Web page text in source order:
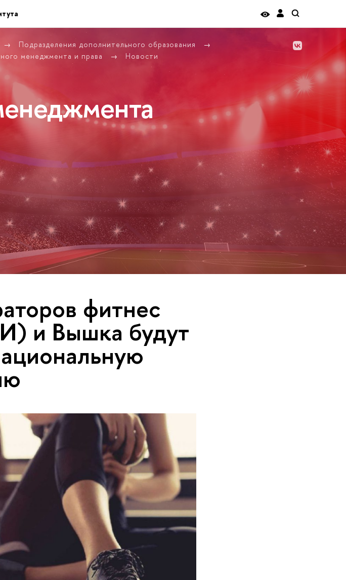
Подразделения дополнительного образования
менеджмента и права Новости
фитнес
и Вышка будут